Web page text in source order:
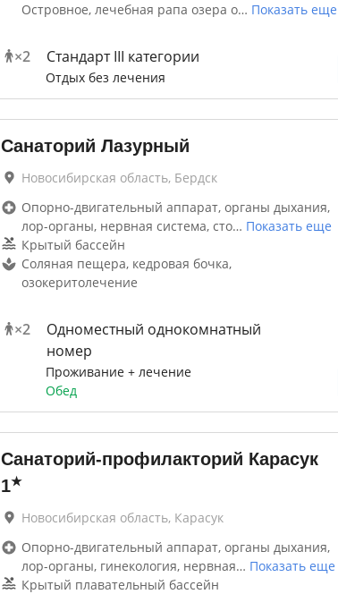
Островное, лечебная рапа озера о… Показать еще
×2 Стандарт III категории
Отдых без лечения
Санаторий Лазурный
Новосибирская область, Бердск
Опорно-двигательный аппарат, органы дыхания,
лор-органы, нервная система, сто… Показать еще
Крытый бассейн
Соляная пещера, кедровая бочка,
озокеритолечение
×2
Одноместный однокомнатный
номер
Проживание + лечение
Обед
Санаторий-профилакторий Карасук
1★
Новосибирская область, Карасук
Опорно-двигательный аппарат, органы дыхания,
лор-органы, гинекология, нервная… Показать еще
Крытый плавательный бассейн